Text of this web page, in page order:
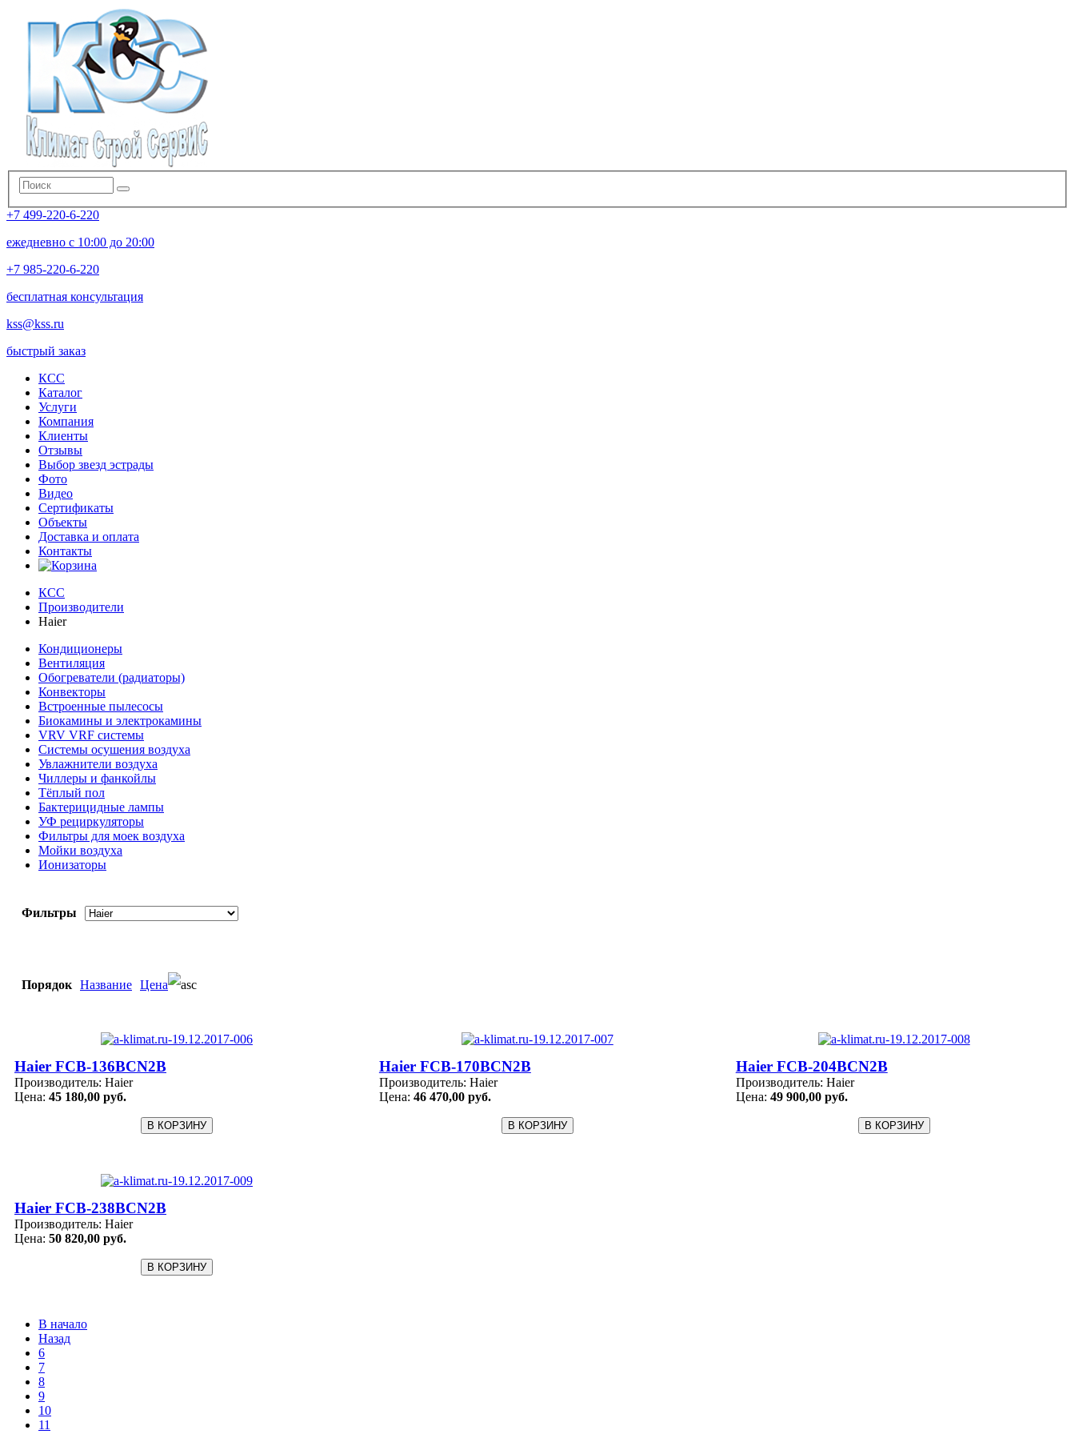
+7 499-220-6-220
ежедневно с 10:00 до 20:00
+7 985-220-6-220
бесплатная консультация
kss@kss.ru
быстрый заказ
КСС
Каталог
Услуги
Компания
Клиенты
Oтзывы
Выбор звезд эстрады
Фото
Видео
Сертификаты
Объекты
Доставка и оплата
Контакты
КСС
Производители
Haier
Кондиционеры
Вентиляция
Обогреватели (радиаторы)
Конвекторы
Встроенные пылесосы
Биокамины и электрокамины
VRV VRF системы
Системы осушения воздуха
Увлажнители воздуха
Чиллеры и фанкойлы
Тёплый пол
Бактерицидные лампы
УФ рециркуляторы
Фильтры для моек воздуха
Мойки воздуха
Ионизаторы
Фильтры
Порядок Название Цена
Haier FCB-136BCN2B
Производитель: Haier
Цена: 45 180,00 руб.
Haier FCB-170BCN2B
Производитель: Haier
Цена: 46 470,00 руб.
Haier FCB-204BCN2B
Производитель: Haier
Цена: 49 900,00 руб.
Haier FCB-238BCN2B
Производитель: Haier
Цена: 50 820,00 руб.
В начало
Назад
6
7
8
9
10
11